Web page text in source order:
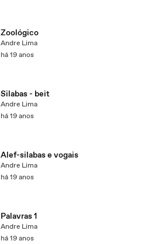
Zoológico
Andre Lima
há 19 anos
Silabas - beit
Andre Lima
há 19 anos
Alef-silabas e vogais
Andre Lima
há 19 anos
Palavras 1
Andre Lima
há 19 anos